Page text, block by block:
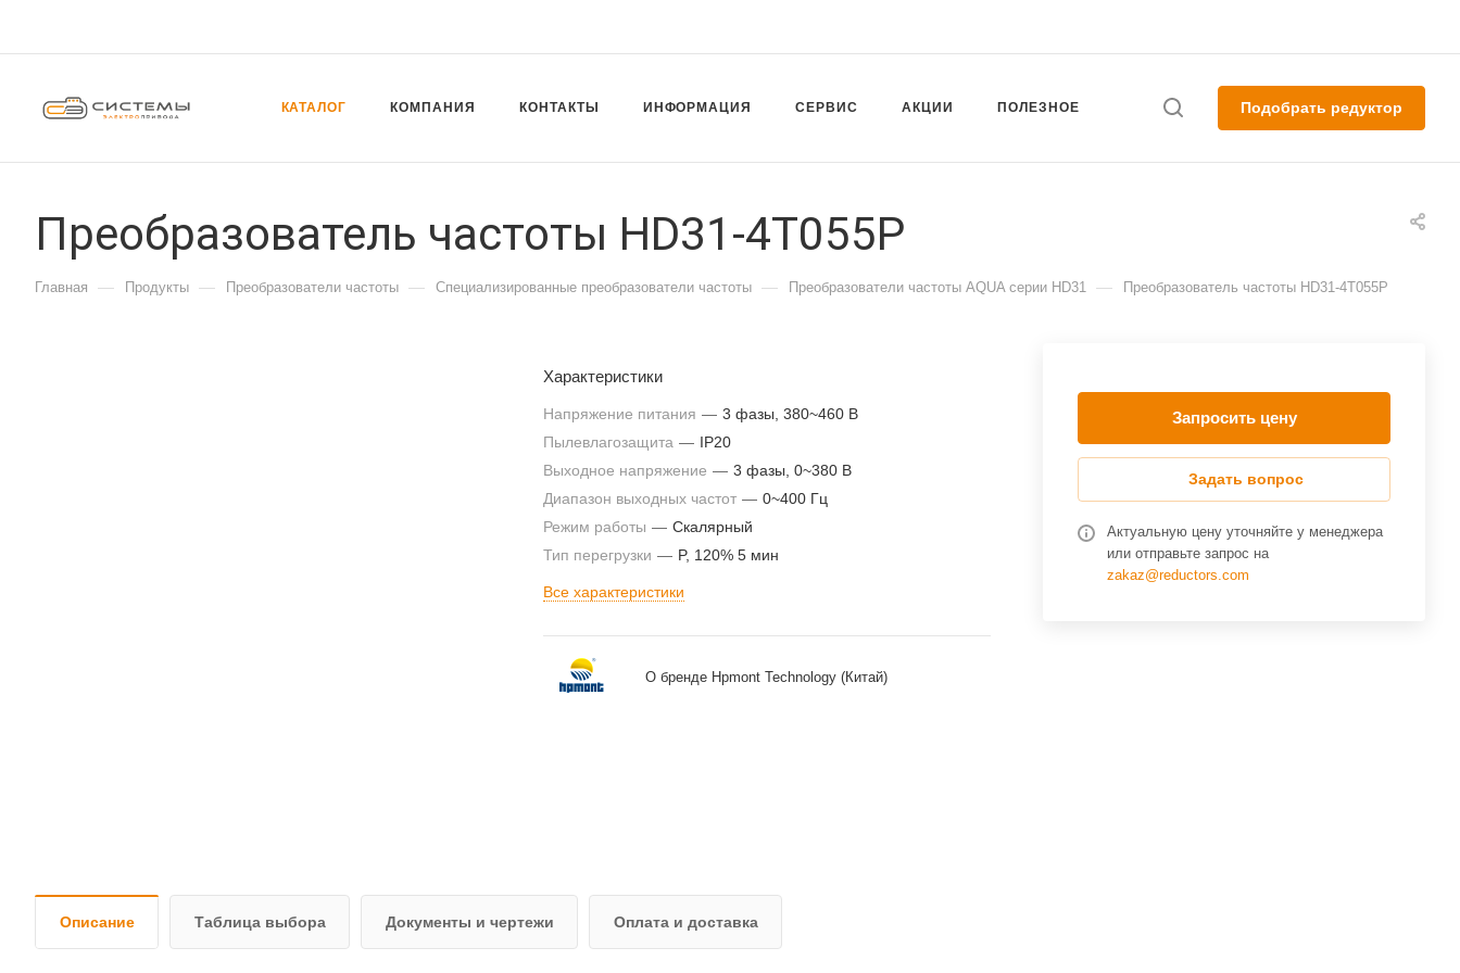
КАТАЛОГ КОМПАНИЯ КОНТАКТЫ ИНФОРМАЦИЯ СЕРВИС АКЦИИ ПОЛЕЗНОЕ Подобрать редуктор
Преобразователь частоты HD31-4T055P
Главная — Продукты — Преобразователи частоты — Специализированные преобразователи частоты — Преобразователи частоты AQUA серии HD31 — Преобразователь частоты HD31-4T055P
Запросить цену
Задать вопрос
Актуальную цену уточняйте у менеджера
или отправьте запрос на
zakaz@reductors.com
Характеристики
Напряжение питания — 3 фазы, 380~460 В
Пылевлагозащита — IP20
Выходное напряжение — 3 фазы, 0~380 В
Диапазон выходных частот — 0~400 Гц
Режим работы — Скалярный
Тип перегрузки — P, 120% 5 мин
Все характеристики
О бренде Hpmont Technology (Китай)
Описание Таблица выбора Документы и чертежи Оплата и доставка